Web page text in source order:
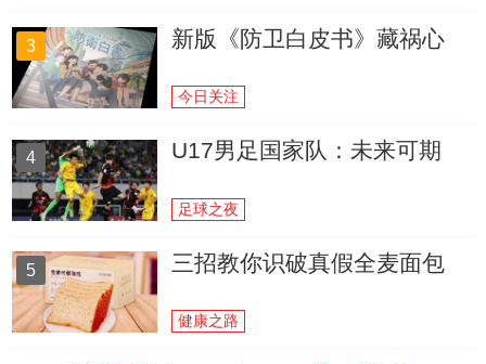
3 新版《防卫白皮书》藏祸心
今日关注
4 U17男足国家队：未来可期
足球之夜
5 三招教你识破真假全麦面包
健康之路